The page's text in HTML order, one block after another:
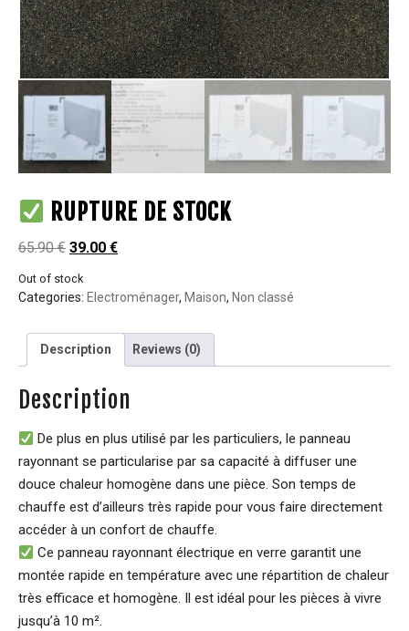
RUPTURE DE STOCK
65.90€ 39.00 €
Out of stock
Categories: Electroménager, Maison, Non classé
Description Reviews (0)
Description
De plus en plus utilisé par les particuliers, le panneau
rayonnant se particularise par sa capacité à diffuser une
douce chaleur homogène dans une pièce. Son temps de
chauffe est d’ailleurs très rapide pour vous faire directement
accéder à un confort de chauffe.
Ce panneau rayonnant électrique en verre garantit une
montée rapide en température avec une répartition de chaleur
très efficace et homogène. Il est idéal pour les pièces à vivre
jusqu’à 10 m².